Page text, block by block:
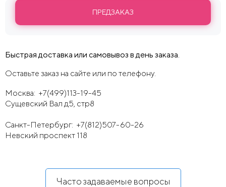
ПРЕДЗАКАЗ
Быстрая доставка или самовывоз в день заказа.
Оставьте заказ на сайте или по телефону.
Москва: +7(499)113-19-45
Сущевский Вал д5, стр8
Санкт-Петербург: +7(812)507-60-26
Невский проспект 118
Часто задаваемые вопросы